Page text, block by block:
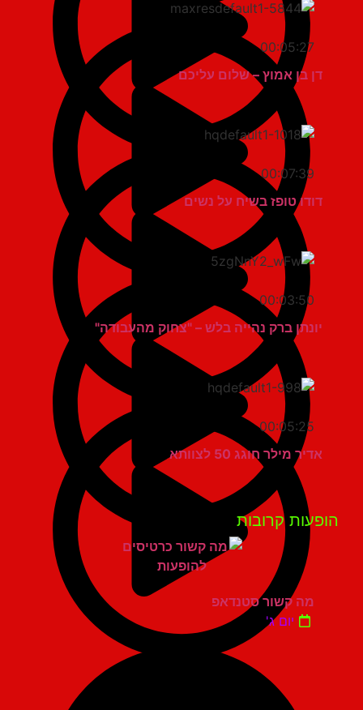
00:05:27
דן בן אמוץ – שלום עליכם
00:07:39
דודו טופז בשיח על נשים
00:03:50
יונתן ברק נהייה בלש – "צחוק מהעבודה"
00:05:25
אדיר מילר חוגג 50 לצוותא
קרובות
מה קשור סטנדאפ
יום ג'